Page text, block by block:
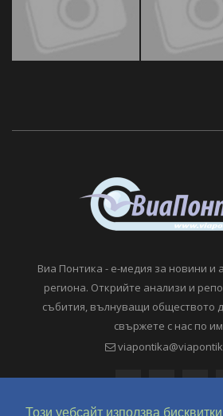
Този уебсайт използва
Виа Понтика - е-медия за новини и
региона. Открийте анализи и
събития, вълнуващи обществото
свържете с нас по